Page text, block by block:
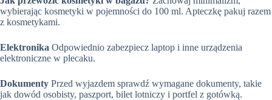
wybierając kosmetyki w pojemności do 100 ml. Apteczkę pakuj razem
z kosmetykami.
Elektronika Odpowiednio zabezpiecz laptop i inne urządzenia
elektroniczne w plecaku.
Dokumenty Przed wyjazdem sprawdź wymagane dokumenty, takie
jak dowód osobisty, paszport, bilet lotniczy i portfel z gotówką.